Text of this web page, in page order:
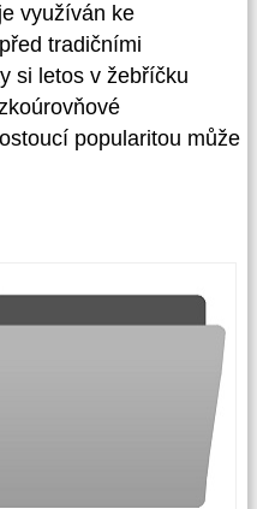
využíván ke
tradičními
si letos v žebříčku
popularitou může